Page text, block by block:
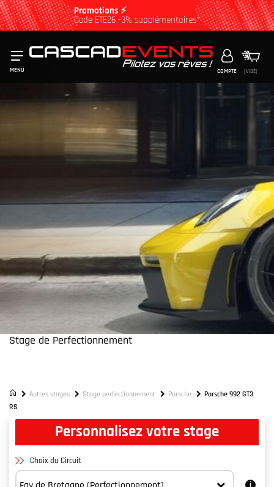
Promotions ⚡
Code ETE26 -3% supplémentaires*
MENU COMPTE (VIDE)
Stage de Perfectionnement
Autres stages Stage perfectionnement Porsche
Porsche 992 GT3
RS
Personnalisez votre stage
Choix du Circuit